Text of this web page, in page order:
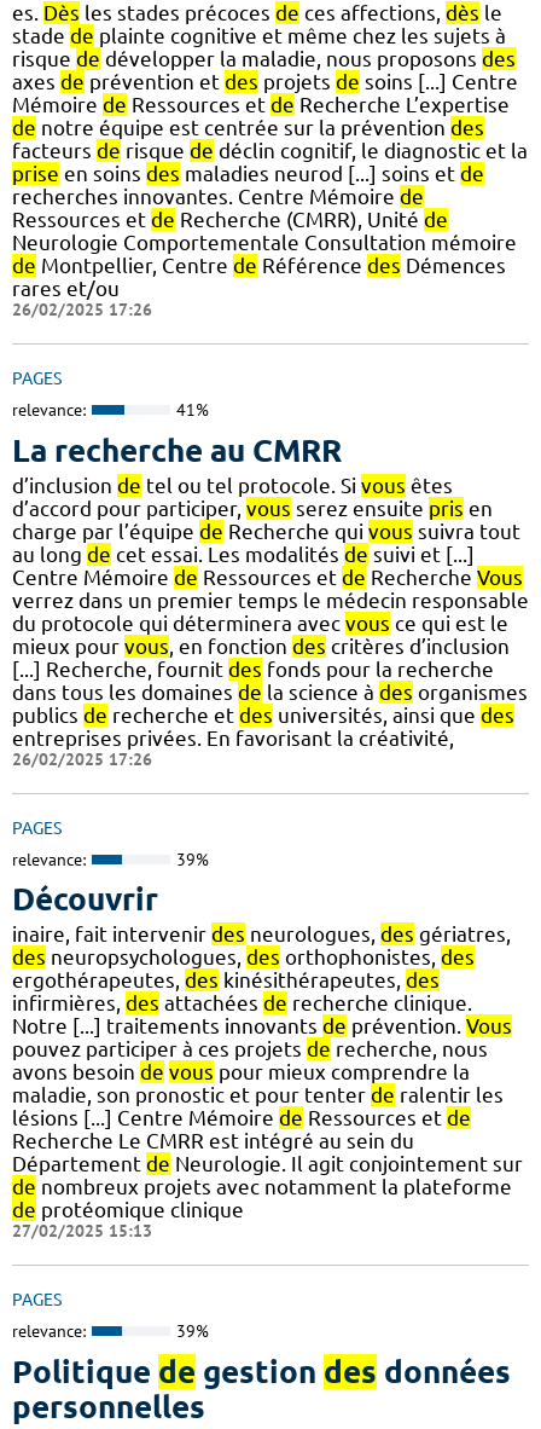
es. Dès les stades précoces de ces affections, dès le
stade de plainte cognitive et même chez les sujets à
risque de développer la maladie, nous proposons des
axes de prévention et des projets de soins [...] Centre
Mémoire de Ressources et de Recherche L’expertise
de notre équipe est centrée sur la prévention des
facteurs de risque de déclin cognitif, le diagnostic et la
prise en soins des maladies neurod [...] soins et de
recherches innovantes. Centre Mémoire de
Ressources et de Recherche (CMRR), Unité de
Neurologie Comportementale Consultation mémoire
de Montpellier, Centre de Référence des Démences
rares et/ou
26/02/2025 17:26
PAGES
relevance: 41%
La recherche au CMRR
d’inclusion de tel ou tel protocole. Si vous êtes
d’accord pour participer, vous serez ensuite pris en
charge par l’équipe de Recherche qui vous suivra tout
au long de cet essai. Les modalités de suivi et [...]
Centre Mémoire de Ressources et de Recherche Vous
verrez dans un premier temps le médecin responsable
du protocole qui déterminera avec vous ce qui est le
mieux pour vous , en fonction des critères d’inclusion
[...] Recherche, fournit des fonds pour la recherche
dans tous les domaines de la science à des organismes
publics de recherche et des universités, ainsi que des
entreprises privées. En favorisant la créativité,
26/02/2025 17:26
PAGES
relevance: 39%
Découvrir
inaire, fait intervenir des neurologues, des gériatres,
des neuropsychologues, des orthophonistes, des
ergothérapeutes, des kinésithérapeutes, des
infirmières, des attachées de recherche clinique.
Notre [...] traitements innovants de prévention. Vous
pouvez participer à ces projets de recherche, nous
avons besoin de vous pour mieux comprendre la
maladie, son pronostic et pour tenter de ralentir les
lésions [...] Centre Mémoire de Ressources et de
Recherche Le CMRR est intégré au sein du
Département de Neurologie. Il agit conjointement sur
de nombreux projets avec notamment la plateforme
de protéomique clinique
27/02/2025 15:13
PAGES
relevance: 39%
Politique de gestion des données
personnelles